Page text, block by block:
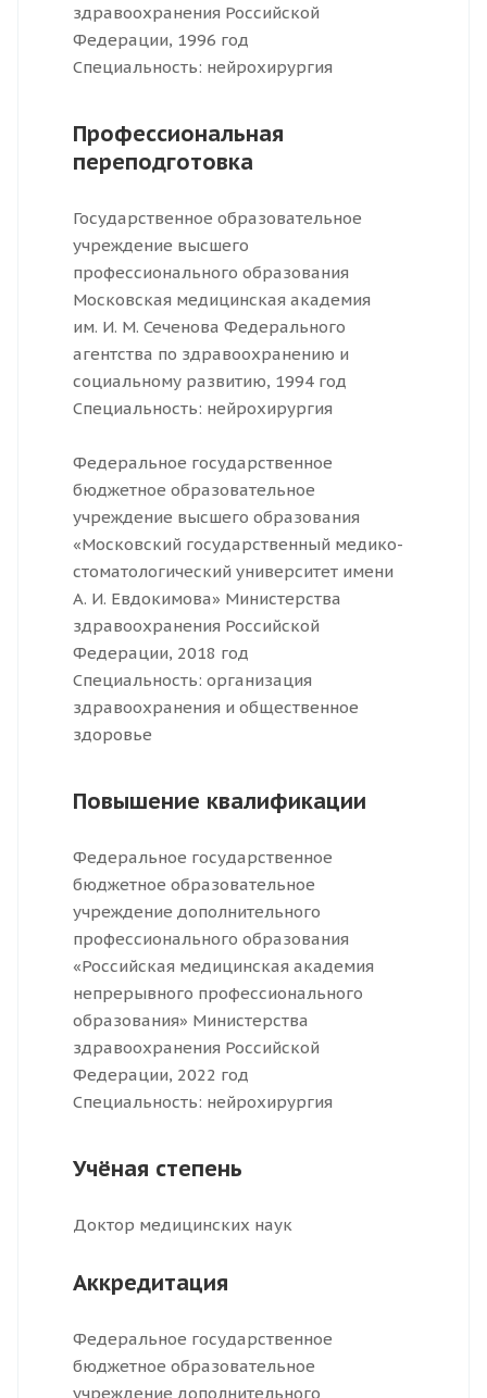
здравоохранения Российской
Федерации, 1996 год
Специальность: нейрохирургия
Профессиональная
переподготовка
Государственное образовательное
учреждение высшего
профессионального образования
Московская медицинская академия
им. И. М. Сеченова Федерального
агентства по здравоохранению и
социальному развитию, 1994 год
Специальность: нейрохирургия
Федеральное государственное
бюджетное образовательное
учреждение высшего образования
«Московский государственный медико-
стоматологический университет имени
А. И. Евдокимова» Министерства
здравоохранения Российской
Федерации, 2018 год
Специальность: организация
здравоохранения и общественное
здоровье
Повышение квалификации
Федеральное государственное
бюджетное образовательное
учреждение дополнительного
профессионального образования
«Российская медицинская академия
непрерывного профессионального
образования» Министерства
здравоохранения Российской
Федерации, 2022 год
Специальность: нейрохирургия
Учёная степень
Доктор медицинских наук
Аккредитация
Федеральное государственное
бюджетное образовательное
учреждение дополнительного